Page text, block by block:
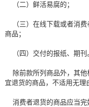
（二）鲜活易腐的；
（三）在线下载或者消费
商品；
（四）交付的报纸、期刊
除前款所列商品外，其他
宜退货的商品，不适用无理
消费者退货的商品应当完